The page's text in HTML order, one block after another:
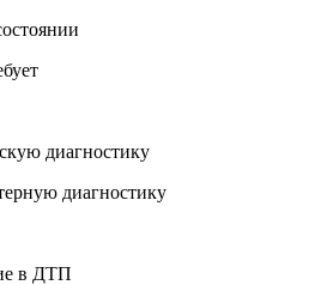
диагностику
диагностику
в ДТП